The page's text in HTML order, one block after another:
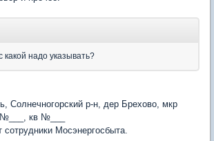
какой надо указывать?
Солнечногорский р-н, дер Брехово, мкр
кв №___
сотрудники Мосэнергосбыта.